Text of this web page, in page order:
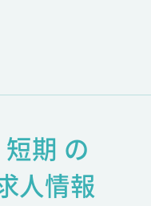
期 の
人情報